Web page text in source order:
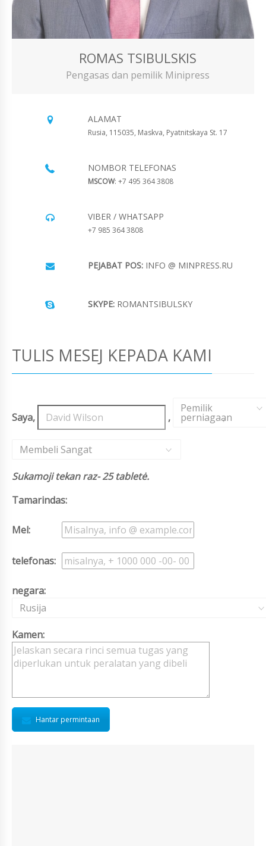
ROMAS TSIBULSKIS
Pengasas dan pemilik Minipress
ALAMAT
Rusia, 115035, Maskva, Pyatnitskaya St. 17
NOMBOR TELEFONAS
MSCOW: +7 495 364 3808
VIBER / WHATSAPP
+7 985 364 3808
PEJABAT POS: INFO @ MINPRESS.RU
SKYPE: ROMANTSIBULSKY
TULIS MESEJ KEPADA KAMI
Saya, ,
Pemilik
perniagaan
,
Membeli Sangat
Sukamoji tekan raz- 25 tabletė.
Tamarindas:
Mel:
telefonas:
negara:
Rusija
Kamen:
Hantar permintaan